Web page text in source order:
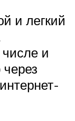
и легкий
и